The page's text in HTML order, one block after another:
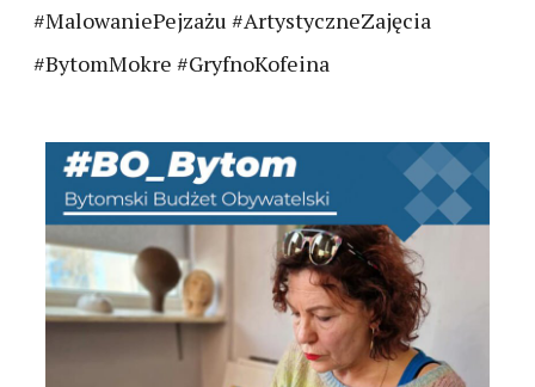
#MalowaniePejzażu #ArtystyczneZajęcia
#BytomMokre #GryfnoKofeina